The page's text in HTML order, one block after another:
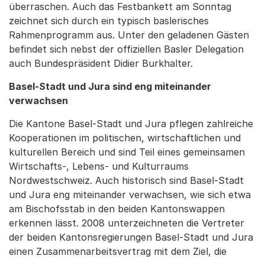
überraschen. Auch das Festbankett am Sonntag
zeichnet sich durch ein typisch baslerisches
Rahmenprogramm aus. Unter den geladenen Gästen
befindet sich nebst der offiziellen Basler Delegation
auch Bundespräsident Didier Burkhalter.
Basel-Stadt und Jura sind eng miteinander
verwachsen
Die Kantone Basel-Stadt und Jura pflegen zahlreiche
Kooperationen im politischen, wirtschaftlichen und
kulturellen Bereich und sind Teil eines gemeinsamen
Wirtschafts-, Lebens- und Kulturraums
Nordwestschweiz. Auch historisch sind Basel-Stadt
und Jura eng miteinander verwachsen, wie sich etwa
am Bischofsstab in den beiden Kantonswappen
erkennen lässt. 2008 unterzeichneten die Vertreter
der beiden Kantonsregierungen Basel-Stadt und Jura
einen Zusammenarbeitsvertrag mit dem Ziel, die